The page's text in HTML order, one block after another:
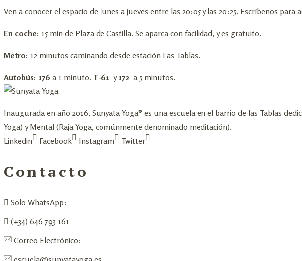
Ven a conocer el espacio de lunes a jueves entre las 20:05 y las 20:25. Escríbenos para
En coche: 15 min de Plaza de Castilla. Se aparca con facilidad, y es gratuito.
Metro: 12 minutos caminando desde estación Las Tablas.
Autobús: 176 a 1 minuto. T-61 y172 a 5 minutos.
Inaugurada en año 2016, Sunyata Yoga® es una escuela en el barrio de las Tablas
Yoga) y Mental (Raja Yoga, comúnmente denominado meditación).
Linkedin
Facebook Instagram Twitter
Contacto
Solo WhatsApp:
(+34) 646 793 161
Correo Electrónico: